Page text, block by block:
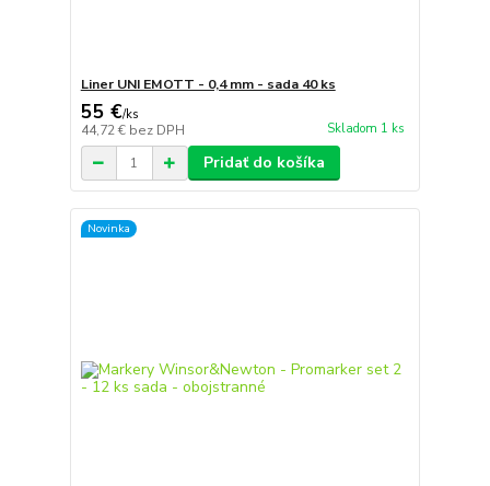
Liner UNI EMOTT - 0,4 mm - sada 40 ks
55 €/ks
44,72 € bez DPH Skladom 1 ks
Pridať do košíka
Novinka